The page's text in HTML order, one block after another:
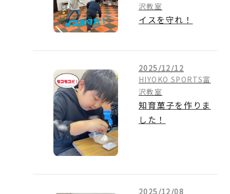
沢教室
イスを守れ！
2025/12/12
HIYOKO SPORTS富
沢教室
知育菓子を作りま
した！
2025/12/08